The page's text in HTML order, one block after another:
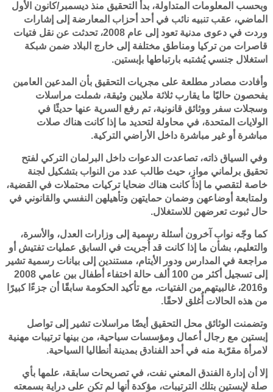
وبحسب المعلومات المتداولة، بدأ التحقيق منذ ديسمبر/كانون الأول
الماضي، عقب تنبيه نائب في أحد أحزاب المعارضة إلى إشارات
وردت في دعوى مدنية تعود إلى عام 2008، تحدثت عن نقل فتيات
قاصرات من تركيا ومناطق مختلفة إلى خارج البلاد ضمن شبكة
استغلال جنسي يُشتبه بارتباطها بإبستين.
وأفادت مصادر مطلعة على مجريات التحقيق بأن المدعين العامين
يفحصون حاليًا ما يقارب ثلاثة ملايين وثيقة، شملت مراسلات
وسجلات سفر ووثائق قانونية، تم رفع السرية عنها حديثًا في
الولايات المتحدة، في محاولة لتحديد ما إذا كانت هناك صلات
مباشرة أو غير مباشرة داخل الأراضي التركية.
وفي السياق ذاته، تصاعدت الدعوات داخل البرلمان التركي لفتح
تحقيق برلماني موازٍ، حيث طالب عدد من النواب بتشكيل لجنة
خاصة لتقصي ما إذا كانت هناك ضحايا تركيات محتملات في القضية،
ولمتابعة أوضاعهن وضمان حمايتهن وتأهيلهن النفسي والقانوني في
حال ثبوت تعرضهن للاستغلال.
كما وجّه نواب آخرون أسئلة رسمية إلى وزارات العدل، والأسرة،
والتعليم، بشأن ما إذا كانت قد أُجريت في السابق عمليات تفتيش أو
مراجعة في المدارس ودور الأيتام، مستندين إلى بيانات رسمية تشير
إلى تسجيل أكثر من 100 ألف حالة اختفاء أطفال بين عامي 2008
و2016، غالبيتهم من الفتيات، مع تأكيد الحكومة سابقًا أن جزءًا كبيرًا
من هذه الحالات أُغلق لاحقًا.
وتضمنت الوثائق محل التحقيق أيضًا مراسلات تشير إلى تواصل
إبستين مع رجال أعمال ومؤسسات سياحية، من بينها ترتيبات مهنية
لامرأة مقرّبة منه في أحد الفنادق بمدينة أنطاليا السياحية.
إلا أن إدارة الفندق المعني نفت، في تصريحات سابقة، علمها بأي
صلة لإبستين بتلك الترتيبات، مؤكدة أنها لم تكن على دراية بسمعته